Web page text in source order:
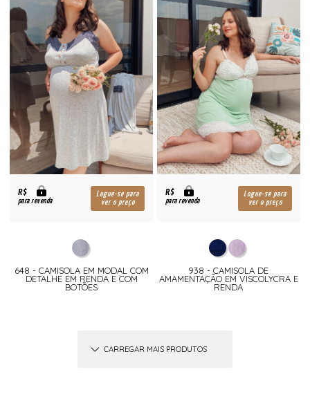
R$
para revenda
Logue-se para
ver o preço
648 - CAMISOLA EM MODAL COM
DETALHE EM RENDA E COM
BOTÕES
R$
para revenda
Logue-se para
ver o preço
938 - CAMISOLA DE
AMAMENTAÇÃO EM VISCOLYCRA E
RENDA
CARREGAR MAIS PRODUTOS